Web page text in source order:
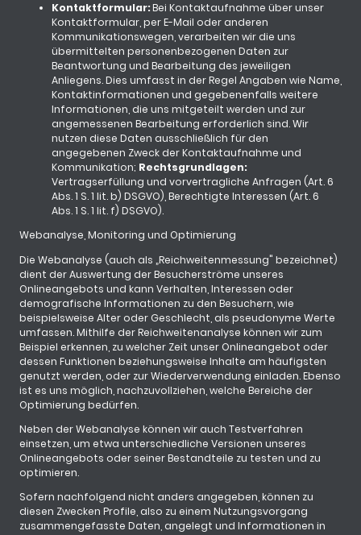
Kontaktformular:Bei Kontaktaufnahme über unser
Kontaktformular, per E-Mail oder anderen
Kommunikationswegen, verarbeiten wir die uns
übermittelten personenbezogenen Daten zur
Beantwortung und Bearbeitung des jeweiligen
Anliegens. Dies umfasst in der Regel Angaben wie Name,
Kontaktinformationen und gegebenenfalls weitere
Informationen, die uns mitgeteilt werden und zur
angemessenen Bearbeitung erforderlich sind. Wir
nutzen diese Daten ausschließlich für den
angegebenen Zweck der Kontaktaufnahme und
Kommunikation; Rechtsgrundlagen:
Vertragserfüllung und vorvertragliche Anfragen (Art. 6
Abs. 1 S. 1 lit. b) DSGVO), Berechtigte Interessen (Art. 6
Abs. 1 S. 1 lit. f) DSGVO).
Webanalyse, Monitoring und Optimierung
Die Webanalyse (auch als „Reichweitenmessung" bezeichnet)
dient der Auswertung der Besucherströme unseres
Onlineangebots und kann Verhalten, Interessen oder
demografische Informationen zu den Besuchern, wie
beispielsweise Alter oder Geschlecht, als pseudonyme Werte
umfassen. Mithilfe der Reichweitenanalyse können wir zum
Beispiel erkennen, zu welcher Zeit unser Onlineangebot oder
dessen Funktionen beziehungsweise Inhalte am häufigsten
genutzt werden, oder zur Wiederverwendung einladen. Ebenso
ist es uns möglich, nachzuvollziehen, welche Bereiche der
Optimierung bedürfen.
Neben der Webanalyse können wir auch Testverfahren
einsetzen, um etwa unterschiedliche Versionen unseres
Onlineangebots oder seiner Bestandteile zu testen und zu
optimieren.
Sofern nachfolgend nicht anders angegeben, können zu
diesen Zwecken Profile, also zu einem Nutzungsvorgang
zusammengefasste Daten, angelegt und Informationen in